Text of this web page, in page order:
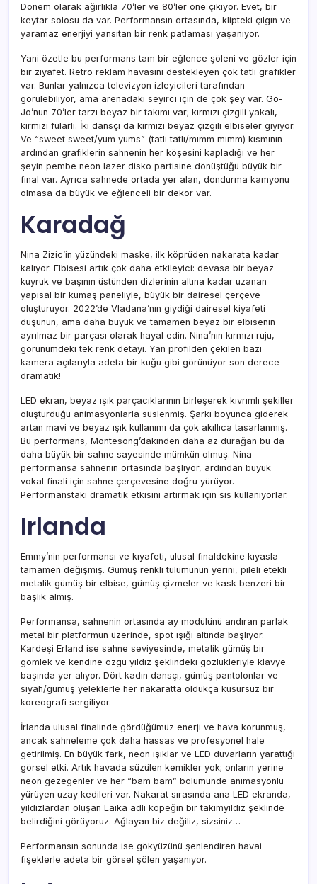
Dönem olarak ağırlıkla 70’ler ve 80’ler öne çıkıyor. Evet, bir
keytar solosu da var. Performansın ortasında, klipteki çılgın ve
yaramaz enerjiyi yansıtan bir renk patlaması yaşanıyor.
Yani özetle bu performans tam bir eğlence şöleni ve gözler için
bir ziyafet. Retro reklam havasını destekleyen çok tatlı grafikler
var. Bunlar yalnızca televizyon izleyicileri tarafından
görülebiliyor, ama arenadaki seyirci için de çok şey var. Go-
Jo’nun 70’ler tarzı beyaz bir takımı var; kırmızı çizgili yakalı,
kırmızı fularlı. İki dansçı da kırmızı beyaz çizgili elbiseler giyiyor.
Ve “sweet sweet/yum yums” (tatlı tatlı/mımm mımm) kısmının
ardından grafiklerin sahnenin her köşesini kapladığı ve her
şeyin pembe neon lazer disko partisine dönüştüğü büyük bir
final var. Ayrıca sahnede ortada yer alan, dondurma kamyonu
olmasa da büyük ve eğlenceli bir dekor var.
Karadağ
Nina Zizic’in yüzündeki maske, ilk köprüden nakarata kadar
kalıyor. Elbisesi artık çok daha etkileyici: devasa bir beyaz
kuyruk ve başının üstünden dizlerinin altına kadar uzanan
yapısal bir kumaş paneliyle, büyük bir dairesel çerçeve
oluşturuyor. 2022’de Vladana’nın giydiği dairesel kiyafeti
düşünün, ama daha büyük ve tamamen beyaz bir elbisenin
ayrılmaz bir parçası olarak hayal edin. Nina’nın kırmızı ruju,
görünümdeki tek renk detayı. Yan profilden çekilen bazı
kamera açılarıyla adeta bir kuğu gibi görünüyor son derece
dramatik!
LED ekran, beyaz ışık parçacıklarının birleşerek kıvrımlı şekiller
oluşturduğu animasyonlarla süslenmiş. Şarkı boyunca giderek
artan mavi ve beyaz ışık kullanımı da çok akıllıca tasarlanmış.
Bu performans, Montesong’dakinden daha az durağan bu da
daha büyük bir sahne sayesinde mümkün olmuş. Nina
performansa sahnenin ortasında başlıyor, ardından büyük
vokal finali için sahne çerçevesine doğru yürüyor.
Performanstaki dramatik etkisini artırmak için sis kullanıyorlar.
Irlanda
Emmy’nin performansı ve kıyafeti, ulusal finaldekine kıyasla
tamamen değişmiş. Gümüş renkli tulumunun yerini, pileli etekli
metalik gümüş bir elbise, gümüş çizmeler ve kask benzeri bir
başlık almış.
Performansa, sahnenin ortasında ay modülünü andıran parlak
metal bir platformun üzerinde, spot ışığı altında başlıyor.
Kardeşi Erland ise sahne seviyesinde, metalik gümüş bir
gömlek ve kendine özgü yıldız şeklindeki gözlükleriyle klavye
başında yer alıyor. Dört kadın dansçı, gümüş pantolonlar ve
siyah/gümüş yeleklerle her nakaratta oldukça kusursuz bir
koreografi sergiliyor.
İrlanda ulusal finalinde gördüğümüz enerji ve hava korunmuş,
ancak sahneleme çok daha hassas ve profesyonel hale
getirilmiş. En büyük fark, neon ışıklar ve LED duvarların yarattığı
görsel etki. Artık havada süzülen kemikler yok; onların yerine
neon gezegenler ve her “bam bam” bölümünde animasyonlu
yürüyen uzay kedileri var. Nakarat sırasında ana LED ekranda,
yıldızlardan oluşan Laika adlı köpeğin bir takımyıldız şeklinde
belirdiğini görüyoruz. Ağlayan biz değiliz, sizsiniz…
Performansın sonunda ise gökyüzünü şenlendiren havai
fişeklerle adeta bir görsel şölen yaşanıyor.